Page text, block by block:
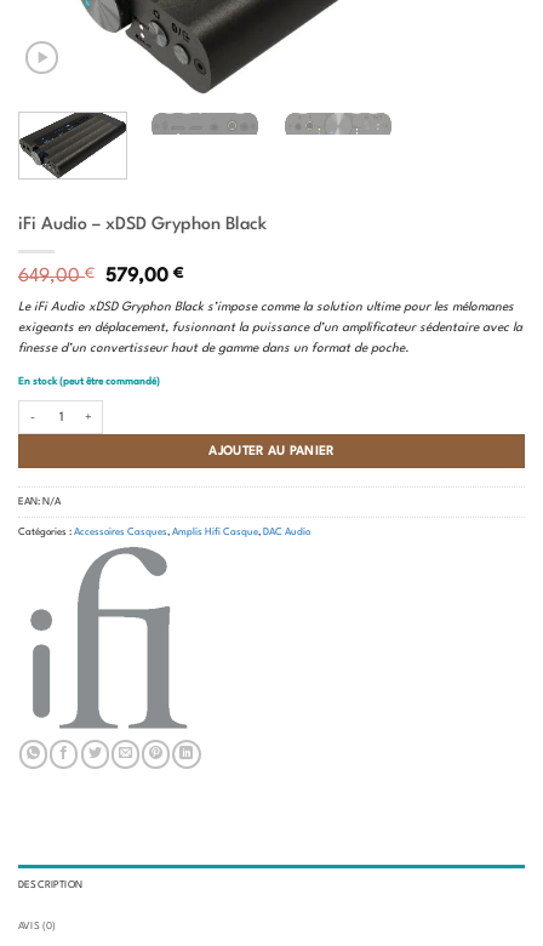
iFi Audio – xDSD Gryphon Black
649,00€
Le
initial
était :
649,00 €.
579,00€Le
actuel
est :
579,00 €.
Le iFi Audio xDSD Gryphon Black s’impose comme la solution ultime pour les mélomanes
exigeants en déplacement, fusionnant la puissance d’un amplificateur sédentaire avec la
finesse d’un convertisseur haut de gamme dans un format de poche.
En stock (peut être commandé)
AJOUTER AU PANIER
EAN: N/A
Catégories : Accessoires Casques, Amplis Hifi Casque, DAC Audio
DESCRIPTION
AVIS (0)